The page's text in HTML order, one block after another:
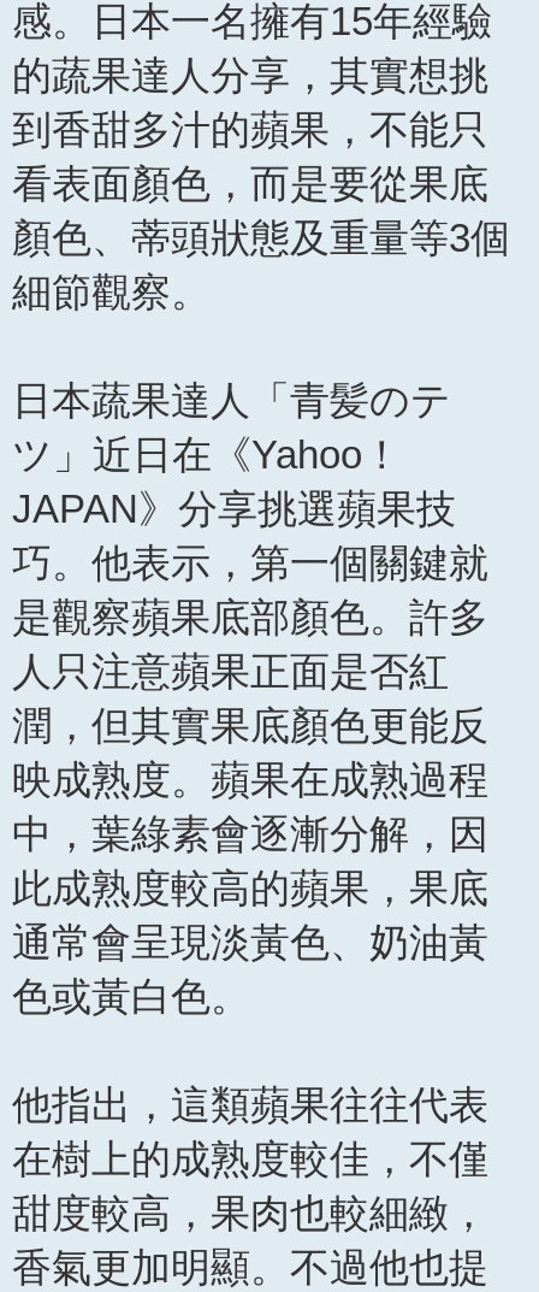
感。日本一名擁有15年經驗
的蔬果達人分享，其實想挑
到香甜多汁的蘋果，不能只
看表面顏色，而是要從果底
顏色、蒂頭狀態及重量等3個
細節觀察。
日本蔬果達人「青髪のテ
ツ」近日在《Yahoo！
JAPAN》分享挑選蘋果技
巧。他表示，第一個關鍵就
是觀察蘋果底部顏色。許多
人只注意蘋果正面是否紅
潤，但其實果底顏色更能反
映成熟度。蘋果在成熟過程
中，葉綠素會逐漸分解，因
此成熟度較高的蘋果，果底
通常會呈現淡黃色、奶油黃
色或黃白色。
他指出，這類蘋果往往代表
在樹上的成熟度較佳，不僅
甜度較高，果肉也較細緻，
香氣更加明顯。不過他也提